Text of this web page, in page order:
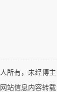
《哲学汇刊
镜、反射显
定水银柱的
所有，未经博主
站信息内容转载